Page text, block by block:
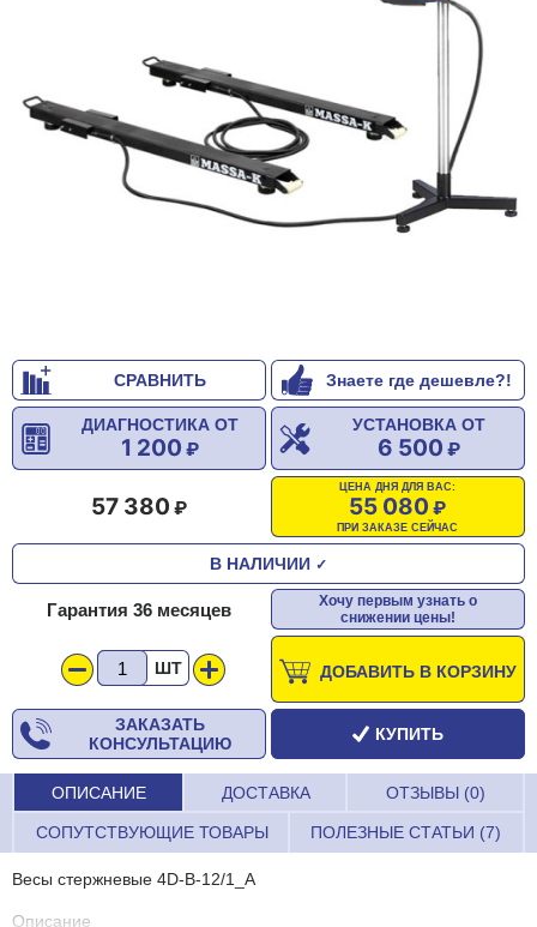
СРАВНИТЬ Знаете где дешевле?!
УСТАНОВКА ОТ
6 500
ДИАГНОСТИКА ОТ
1 200
ЦЕНА ДНЯ ДЛЯ ВАС:
55 080
ПРИ ЗАКАЗЕ СЕЙЧАС
57 380
В НАЛИЧИИ ✓
Гарантия 36 месяцев
Хочу первым узнать о
снижении цены!
ШТ ДОБАВИТЬ В КОРЗИНУ
ЗАКАЗАТЬ
КОНСУЛЬТАЦИЮ
КУПИТЬ
ОПИСАНИЕ ДОСТАВКА ОТЗЫВЫ (0)
СОПУТСТВУЮЩИЕ ТОВАРЫ ПОЛЕЗНЫЕ СТАТЬИ (7)
Весы стержневые 4D-B-12/1_А
Описание